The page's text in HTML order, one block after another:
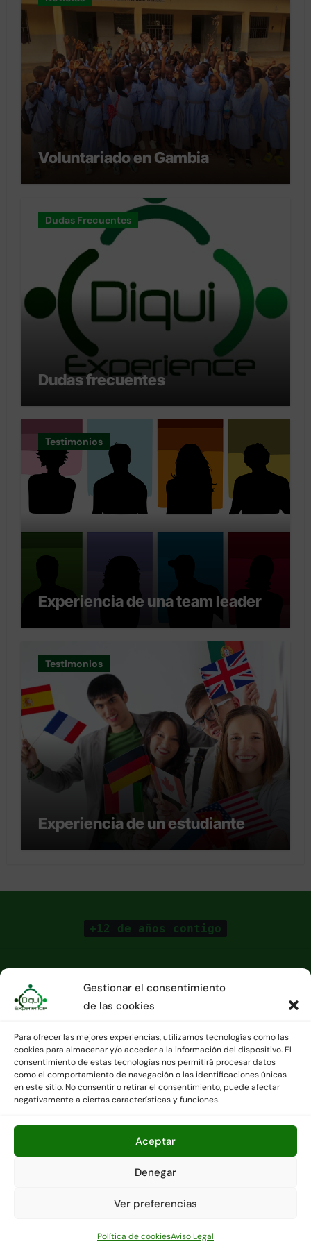
Gestionar el consentimiento
de las cookies
Para ofrecer las mejores experiencias, utilizamos tecnologías como las
cookies para almacenar y/o acceder a la información del dispositivo. El
consentimiento de estas tecnologías nos permitirá procesar datos
como el comportamiento de navegación o las identificaciones únicas
en este sitio. No consentir o retirar el consentimiento, puede afectar
negativamente a ciertas características y funciones.
Aceptar
Denegar
Ver preferencias
Política de cookiesAviso Legal
Voluntariado en Gambia
Dudas Frecuentes
Dudas frecuentes
Testimonios
Experiencia de una team leader
Testimonios
Experiencia de un estudiante
+12 de años contigo
Agencia de viajes CICMA 3391 - Contáctanos en
Copyright © Todos los derechos reservados
por
Themeansar
Política de cookies (UE)
Condiciones generalesSobre nosotros
Dudas frecuentes Contáctanos